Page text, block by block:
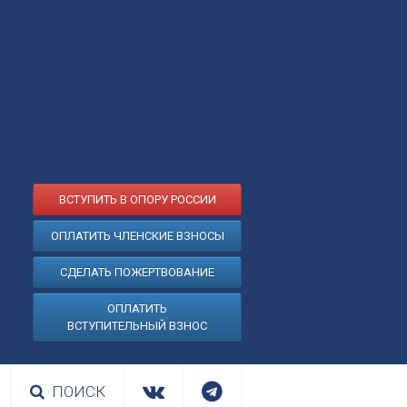
ВСТУПИТЬ В ОПОРУ РОССИИ
ОПЛАТИТЬ ЧЛЕНСКИЕ ВЗНОСЫ
СДЕЛАТЬ ПОЖЕРТВОВАНИЕ
ОПЛАТИТЬ
ВСТУПИТЕЛЬНЫЙ ВЗНОС
ПОИСК